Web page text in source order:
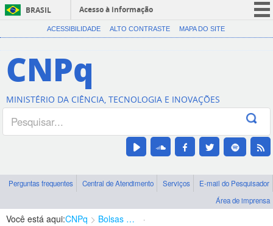
BRASIL
Acesso à informação
CORONAVÍRUS (COVID-19)
Canais
ACESSIBILIDADE ALTO CONTRASTE MAPA DO SITE
CNPq
MINISTÉRIO DA CIÊNCIA, TECNOLOGIA E INOVAÇÕES
Perguntas frequentes Central de Atendimento Serviços
E-mail do Pesquisador
Área de imprensa
Você está aqui:CNPq Bolsas e Auxílios Vigentes